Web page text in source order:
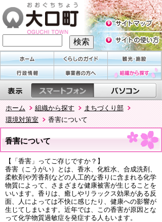
ホーム 組織から探す
まちづくり部
環境対策室
香害について
香害について
【「香害」ってご存じですか？】
香害（こうがい）とは、香水、化粧水、合成洗剤、
柔軟剤や芳香剤などの人工的な香りに含まれる化学
物質によって、さまざまな健康被害が生じることを
いいます。香りは、癒しやリラックス効果がある反
面、人によっては不快に感じたり、健康への影響が
生じてしまいます。近年では、この香害が原因とな
って化学物質過敏症を発症する人もいます。